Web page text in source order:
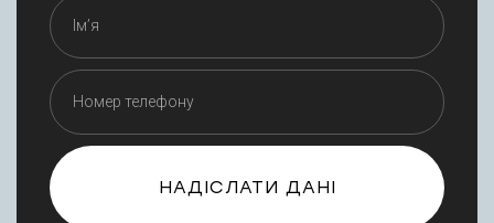
НАДІСЛАТИ ДАНІ